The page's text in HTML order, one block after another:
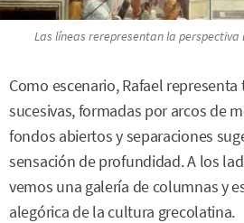
Las líneas rerepresentan la perspectiva
Como escenario, Rafael
sucesivas, formadas por arcos de
fondos abiertos y separaciones
sensación de profundidad. A los
vemos una galería de columnas y
alegórica de la cultura grecolatina.